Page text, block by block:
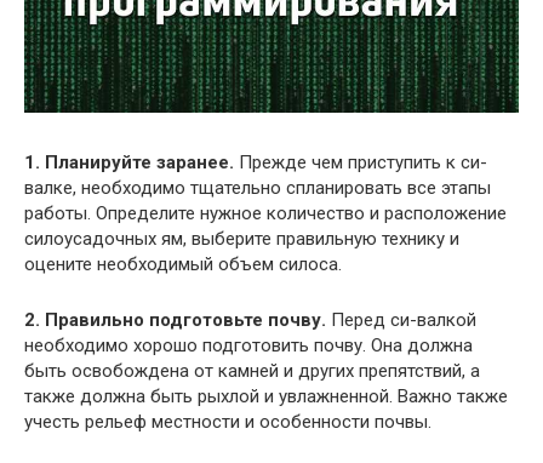
1. Планируйте заранее. Прежде чем приступить к си-
валке, необходимо тщательно спланировать все этапы
работы. Определите нужное количество и расположение
силоусадочных ям, выберите правильную технику и
оцените необходимый объем силоса.
2. Правильно подготовьте почву. Перед си-валкой
необходимо хорошо подготовить почву. Она должна
быть освобождена от камней и других препятствий, а
также должна быть рыхлой и увлажненной. Важно также
учесть рельеф местности и особенности почвы.